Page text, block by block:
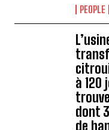
PEOPLE
à 120
dont
de